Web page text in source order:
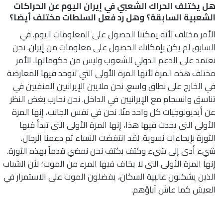
هل يختلف الحراك الشعبي في إيران اليوم عن الحراكات
الشعبية السابقة؟ وهل رد فعل السلطات مختلف أيضا؟
الأمر مختلف لأنه يمكننا الحصول على المعلومات اليوم. في
السابق لم يكن بإمكانك الحصول على معلومات من إيران. نحن
نعتمد على الدعم الدولي للشعوب وليس من حكوماتها. الأمر
مختلف هذه المرة لأنها المرة الأولى التي تتوحد فيها المعارضة
في الخارج على نطاق واسع. نحن ملايين الإيرانيين المنفيين في
تناسق وانسجام مع الإيرانيين في الداخل. نحن نحارب بغض النظر
عن أيديولوجيات كل واحد منّا. نحن في نفس الجانب، إنها المرة
الأولى التي يحدث فيها هذا، إنها المرة الأولى التي تبدأ فيها
الثورة بإيحاءات نسوية. لقد انتفضت النساء ثم دعمنا الرجال.
شيء أدى إلى شيء وكتف بكتف نحن نمضي قدماً بهذه الثورة.
إنها المرة الأولى التي لا يخاف فيها المرء من الموت؛ لأن الشباب
الذين يشكلون غالبية السكان، يفضلون الموت على الاستمرار في
العيش كما عاش آباؤهم.